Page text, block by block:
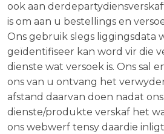
ook aan
is om aan u bestellings en
Ons gebruik slegs liggingsdata
geïdentifiseer kan word vir die
dienste wat versoek is. Ons sal
ons van u ontvang het
afstand daarvan doen nadat
dienste/produkte verskaf het
ons webwerf tensy daardie